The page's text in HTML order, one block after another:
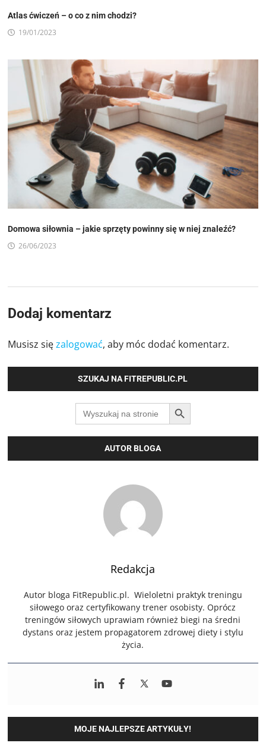
Atlas ćwiczeń – o co z nim chodzi?
19/01/2023
Domowa siłownia – jakie sprzęty powinny się w niej znaleźć?
26/06/2023
Dodaj komentarz
Musisz sięzalogować, aby móc dodać komentarz.
SZUKAJ NA FITREPUBLIC.PL
Search
for:
SEARCH BUTTON
AUTOR BLOGA
Redakcja
Autor bloga FitRepublic.pl. Wieloletni praktyk treningu
siłowego oraz certyfikowany trener osobisty. Oprócz
treningów siłowych uprawiam również biegi na średni
dystans oraz jestem propagatorem zdrowej diety i stylu
życia.
MOJE NAJLEPSZE ARTYKUŁY!